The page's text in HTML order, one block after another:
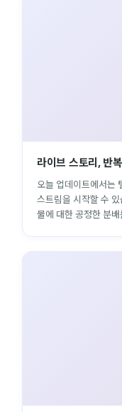
라이브 스토리, 반
오늘 업데이트에서는
스트림을 시작할 수
물에 대한 공정한 분